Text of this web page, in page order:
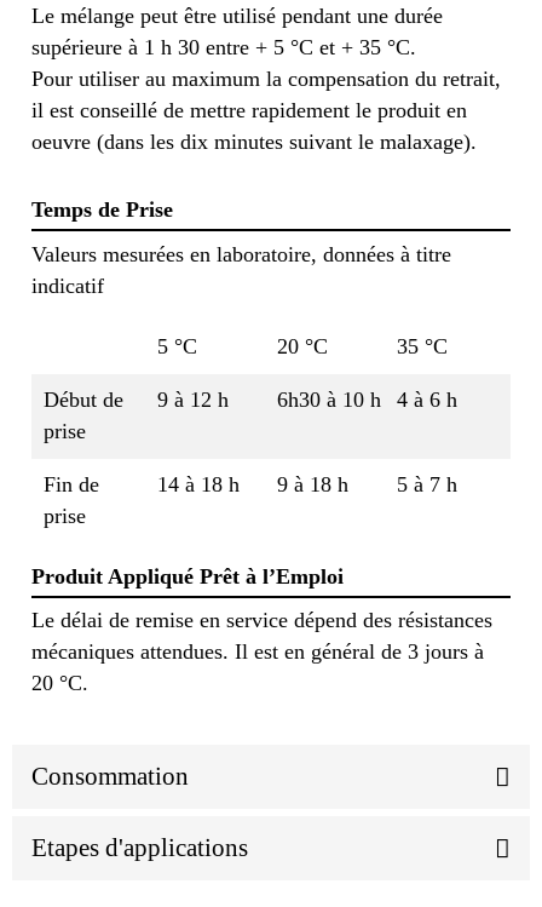
Le mélange peut être utilisé pendant une durée
supérieure à 1 h 30 entre + 5 °C et + 35 °C.
Pour utiliser au maximum la compensation du retrait,
il est conseillé de mettre rapidement le produit en
oeuvre (dans les dix minutes suivant le malaxage).
Temps de Prise
Valeurs mesurées en laboratoire, données à titre
indicatif
5 °C 20 °C 35 °C
Début de
prise
9 à 12 h 6h30 à 10 h 4 à 6 h
Fin de
prise
14 à 18 h 9 à 18 h 5 à 7 h
Produit Appliqué Prêt à l’Emploi
Le délai de remise en service dépend des résistances
mécaniques attendues. Il est en général de 3 jours à
20 °C.
Consommation
Etapes d'applications